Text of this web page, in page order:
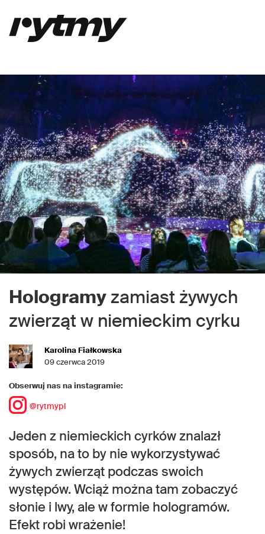
Hologramy zamiast żywych
zwierząt w niemieckim cyrku
Karolina Fiałkowska
09 czerwca 2019
Obserwuj nas na instagramie:
@rytmypl
Jeden z niemieckich cyrków znalazł
sposób, na to by nie wykorzystywać
żywych zwierząt podczas swoich
występów. Wciąż można tam zobaczyć
słonie i lwy, ale w formie hologramów.
Efekt robi wrażenie!